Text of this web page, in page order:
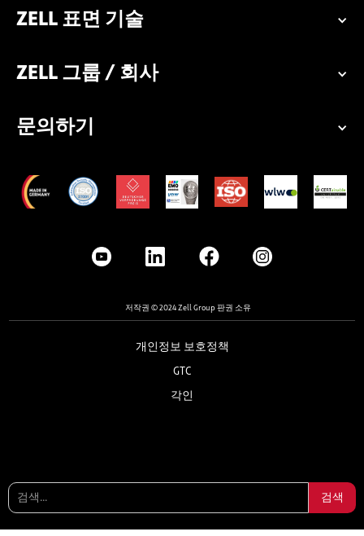
ZELL 표면 기술
ZELL 그룹 / 회사
문의하기
저작권 © 2024 Zell Group 판권 소유
개인정보 보호정책
GTC
각인